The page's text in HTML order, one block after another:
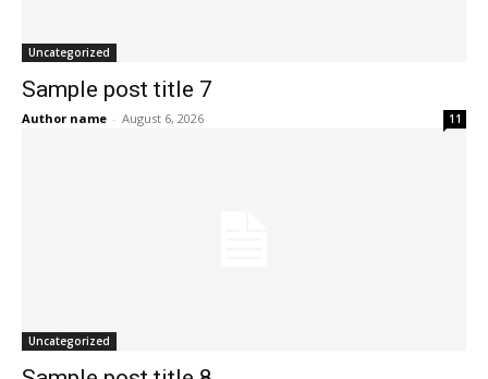
Uncategorized
Sample post title 7
Author name - August 6, 2026 11
Uncategorized